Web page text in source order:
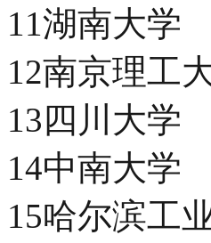
11湖南大学
12南京理工
13四川大学
14中南大学
15哈尔滨工